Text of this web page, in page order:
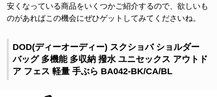
安くなっている商品をいくつかご紹介するので、欲しいも
のがあればこの機会にぜひゲットしてみてくださいね。
DOD(ディーオーディー) スクショバ ショルダー
バッグ 多機能 多収納 撥水 ユニセックス アウトド
ア フェス 軽量 手ぶら BA042-BK/CA/BL